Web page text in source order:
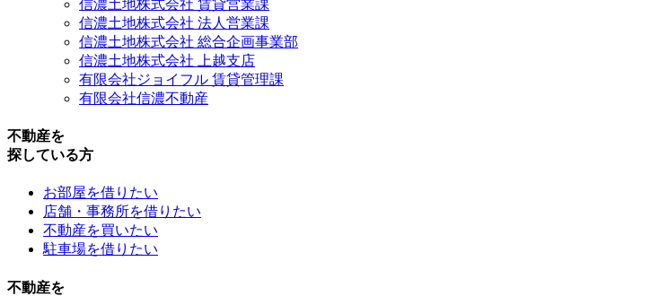
信濃土地株式会社 賃貸営業課
信濃土地株式会社 法人営業課
信濃土地株式会社 総合企画事業部
信濃土地株式会社 上越支店
有限会社ジョイフル 賃貸管理課
有限会社信濃不動産
不動産を
探している方
お部屋を借りたい
店舗・事務所を借りたい
不動産を買いたい
駐車場を借りたい
不動産を